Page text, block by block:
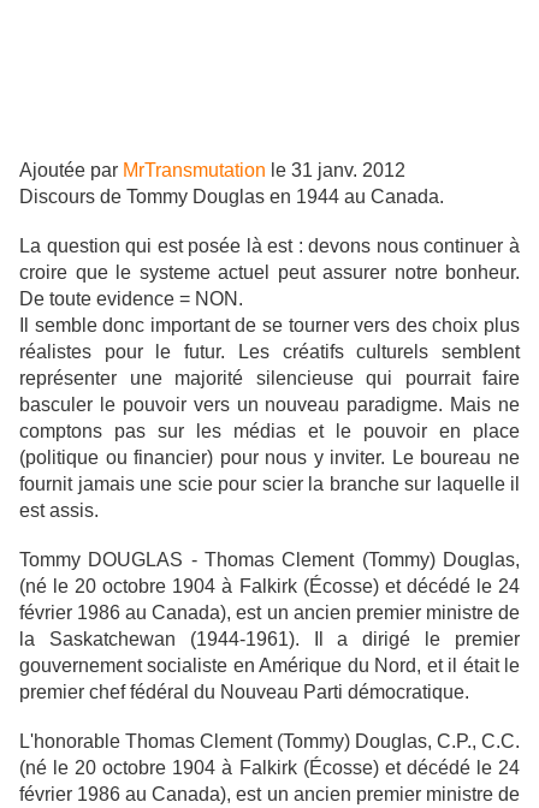
Ajoutée par MrTransmutation le 31 janv. 2012
Discours de Tommy Douglas en 1944 au Canada.
La question qui est posée là est : devons nous continuer à
croire que le systeme actuel peut assurer notre bonheur.
De toute evidence = NON.
Il semble donc important de se tourner vers des choix plus
réalistes pour le futur. Les créatifs culturels semblent
représenter une majorité silencieuse qui pourrait faire
basculer le pouvoir vers un nouveau paradigme. Mais ne
comptons pas sur les médias et le pouvoir en place
(politique ou financier) pour nous y inviter. Le boureau ne
fournit jamais une scie pour scier la branche sur laquelle il
est assis.
Tommy DOUGLAS - Thomas Clement (Tommy) Douglas,
(né le 20 octobre 1904 à Falkirk (Écosse) et décédé le 24
février 1986 au Canada), est un ancien premier ministre de
la Saskatchewan (1944-1961). Il a dirigé le premier
gouvernement socialiste en Amérique du Nord, et il était le
premier chef fédéral du Nouveau Parti démocratique.
L'honorable Thomas Clement (Tommy) Douglas, C.P., C.C.
(né le 20 octobre 1904 à Falkirk (Écosse) et décédé le 24
février 1986 au Canada), est un ancien premier ministre de